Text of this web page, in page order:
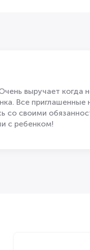
выручает когда
Все приглашенные
со своими
с ребенком!